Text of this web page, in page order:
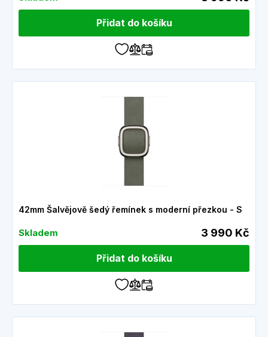
Přidat do košíku
42mm Šalvějově šedý řemínek s moderní přezkou - S
Skladem 3 990 Kč
Přidat do košíku